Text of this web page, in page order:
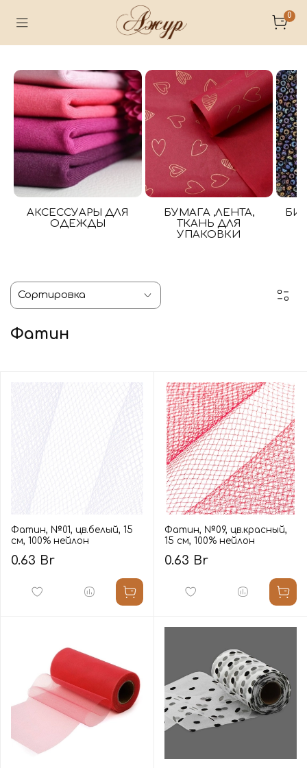
0
АКСЕССУАРЫ ДЛЯ
ОДЕЖДЫ
БУМАГА ,ЛЕНТА,
ТКАНЬ ДЛЯ
УПАКОВКИ
Фатин
Фатин, №01, цв.белый, 15
см, 100% нейлон
0.63 Br
Фатин, №09, цв.красный,
15 см, 100% нейлон
0.63 Br